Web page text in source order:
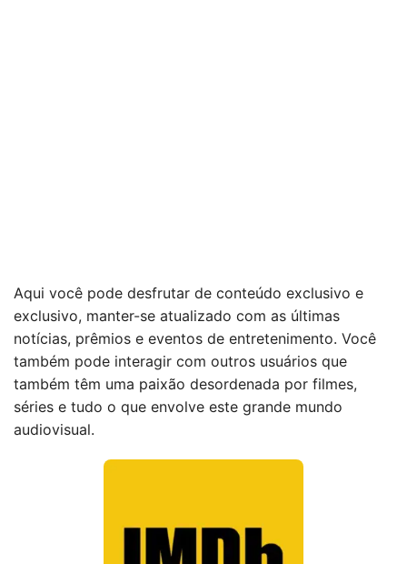
Aqui você pode desfrutar de conteúdo exclusivo e
exclusivo, manter-se atualizado com as últimas
notícias, prêmios e eventos de entretenimento. Você
também pode interagir com outros usuários que
também têm uma paixão desordenada por filmes,
séries e tudo o que envolve este grande mundo
audiovisual.